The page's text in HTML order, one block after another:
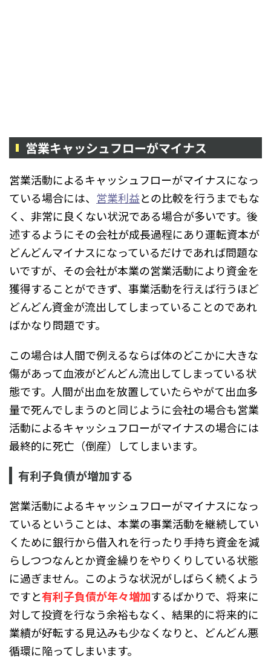
営業キャッシュフローがマイナス
営業活動によるキャッシュフローがマイナスになっ
ている場合には、 営業利益との比較を行うまでもな
く、非常に良くない状況である場合が多いです。後
述するようにその会社が成長過程にあり運転資本が
どんどんマイナスになっているだけであれば問題な
いですが、その会社が本業の営業活動により資金を
獲得することができず、事業活動を行えば行うほど
どんどん資金が流出してしまっていることのであれ
ばかなり問題です。
この場合は人間で例えるならば体のどこかに大きな
傷があって血液がどんどん流出してしまっている状
態です。人間が出血を放置していたらやがて出血多
量で死んでしまうのと同じように会社の場合も営業
活動によるキャッシュフローがマイナスの場合には
最終的に死亡（倒産）してしまいます。
有利子負債が増加する
営業活動によるキャッシュフローがマイナスになっ
ているということは、本業の事業活動を継続してい
くために銀行から借入れを行ったり手持ち資金を減
らしつつなんとか資金繰りをやりくりしている状態
に過ぎません。このような状況がしばらく続くよう
ですと有利子負債が年々増加するばかりで、将来に
対して投資を行なう余裕もなく、結果的に将来的に
業績が好転する見込みも少なくなりと、どんどん悪
循環に陥ってしまいます。